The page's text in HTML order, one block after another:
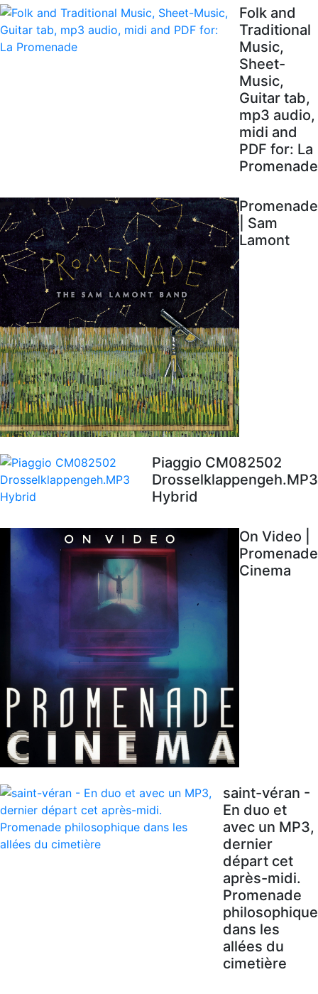
Folk and
Traditional
Music,
Sheet-
Music,
Guitar tab,
mp3 audio,
midi and
PDF for: La
Promenade
Promenade
| Sam
Lamont
Piaggio CM082502
Drosselklappengeh.MP3
Hybrid
On Video |
Promenade
Cinema
saint-véran -
En duo et
avec un MP3,
dernier
départ cet
après-midi.
Promenade
philosophique
dans les
allées du
cimetière